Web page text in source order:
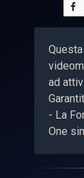
ad
- La
One